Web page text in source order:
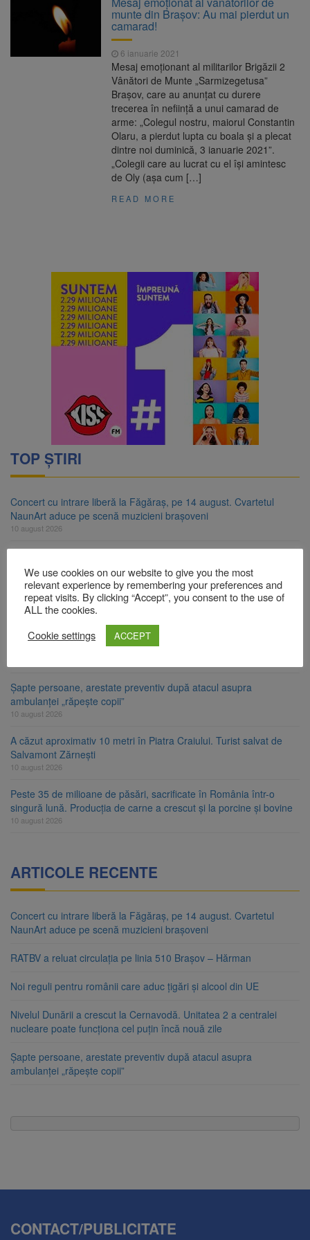
poate funcționa cel puțin încă nouă zile
10 august 2026
Șapte persoane, arestate
preventiv după atacul asupra ambulanței
„răpește copii”
10 august 2026
A căzut aproximativ 10 metri
în Piatra Craiului. Turist salvat de Salvamont
Concert cu intrare liberă la
Făgăraș, pe 14 august. Cvartetul NaunArt
aduce pe scenă muzicieni brașoveni
munte din Brașov: Au mai pierdut un
camarad!
6 ianuarie 2021
Mesaj emoționant al militarilor Brigăzii 2
Vânători de Munte „Sarmizegetusa”
Braşov, care au anunţat cu durere
trecerea în neființă a unui camarad de
arme: „Colegul nostru, maiorul Constantin
Olaru, a pierdut lupta cu boala şi a plecat
dintre noi duminică, 3 ianuarie 2021”.
„Colegii care au lucrat cu el îşi amintesc
de Oly (aşa cum […]
READ MORE
TOP ȘTIRI
Concert cu intrare liberă la Făgăraș, pe 14 august. Cvartetul
NaunArt aduce pe scenă muzicieni brașoveni
10 august 2026
10 august 2026
Noi reguli pentru românii care aduc țigări și alcool din UE
10 august 2026
Nivelul Dunării a crescut la Cernavodă. Unitatea 2 a centralei
nucleare poate funcționa cel puțin încă nouă zile
Șapte persoane, arestate preventiv după atacul asupra
ambulanței „răpește copii”
10 august 2026
A căzut aproximativ 10 metri în Piatra Craiului. Turist salvat de
Salvamont Zărnești
10 august 2026
Peste 35 de milioane de păsări, sacrificate în România într-o
singură lună. Producția de carne a crescut și la porcine și bovine
10 august 2026
ARTICOLE RECENTE
Concert cu intrare liberă la Făgăraș, pe 14 august. Cvartetul
NaunArt aduce pe scenă muzicieni brașoveni
RATBV a reluat circulația pe linia 510 Brașov – Hărman
Noi reguli pentru românii care aduc țigări și alcool din UE
Nivelul Dunării a crescut la Cernavodă. Unitatea 2 a centralei
nucleare poate funcționa cel puțin încă nouă zile
Șapte persoane, arestate preventiv după atacul asupra
ambulanței „răpește copii”
CONTACT/PUBLICITATE
We use cookies on our website to give you the most
relevant experience by remembering your preferences and
repeat visits. By clicking “Accept”, you consent to the use of
ALL the cookies.
Cookie settings
ACCEPT